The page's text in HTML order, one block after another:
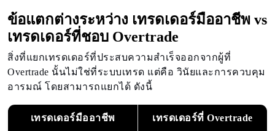
ข้อแตกต่างระหว่าง เทรดเดอร์มืออาชีพ vs
เทรดเดอร์ที่ชอบ Overtrade
สิ่งที่แยกเทรดเดอร์ที่ประสบความสำเร็จออกจากผู้ที่
Overtrade นั้นไม่ใช่ที่ระบบเทรด แต่คือ วินัยและการควบคุม
อารมณ์ โดยสามารถแยกได้ ดังนี้
เทรดเดอร์มืออาชีพ เทรดเดอร์ที่ Overtrade